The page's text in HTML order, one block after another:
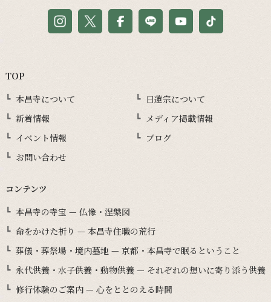
TOP
本昌寺について
日蓮宗について
新着情報
メディア掲載情報
イベント情報
ブログ
お問い合わせ
コンテンツ
本昌寺の寺宝 — 仏像・涅槃図
命をかけた祈り — 本昌寺住職の荒行
葬儀・葬祭場・境内墓地 — 京都・本昌寺で眠るということ
永代供養・水子供養・動物供養 — それぞれの想いに寄り添う供養
修行体験のご案内 — 心をととのえる時間